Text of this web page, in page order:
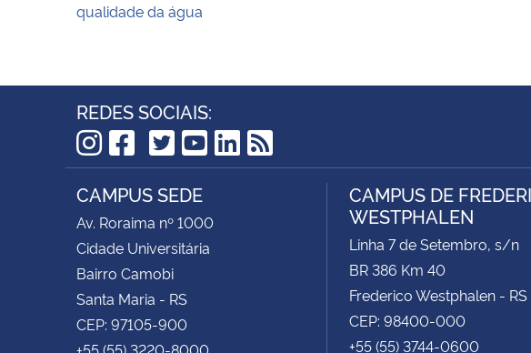
qualidade da água
REDES SOCIAIS:
Instagram
Facebook
TikTok
Twitter
YouTube
LinkedIn
RSS
CAMPUS SEDE
Av. Roraima nº 1000
Cidade Universitária
Bairro Camobi
Santa Maria - RS
CEP: 97105-900
+55 (55) 3220-8000
CAMPUS DE
WESTPHALEN
Linha 7 de Setembro, s/n
BR 386 Km 40
Frederico Westphalen - RS
CEP: 98400-000
+55 (55) 3744-0600